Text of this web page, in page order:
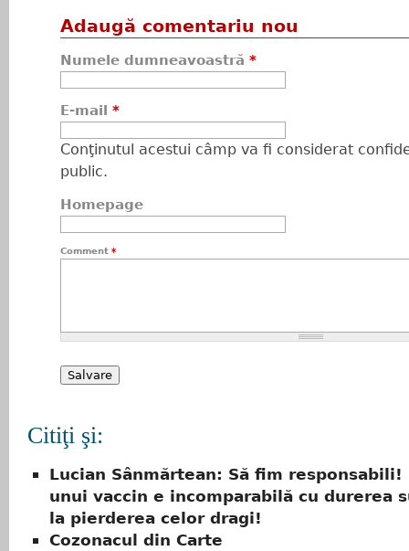
Adaugă comentariu nou
Numele dumneavoastră *
E-mail *
Conţinutul acestui câmp va fi considerat
public.
Homepage
Comment *
Citiţi şi:
Lucian Sânmărtean: Să fim responsabili!
unui vaccin e incomparabilă cu durerea
la pierderea celor dragi!
Cozonacul din Carte